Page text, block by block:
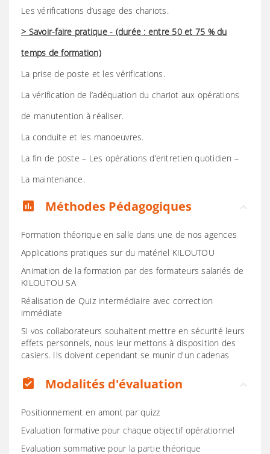
Les vérifications d’usage des chariots.
> Savoir-faire pratique - (durée : entre 50 et 75 % du
temps de formation)
La prise de poste et les vérifications.
La vérification de l’adéquation du chariot aux opérations
de manutention à réaliser.
La conduite et les manoeuvres.
La fin de poste – Les opérations d’entretien quotidien –
La maintenance.
assessment Méthodes Pédagogiques
Formation théorique en salle dans une de nos agences
Applications pratiques sur du matériel KILOUTOU
Animation de la formation par des formateurs salariés de
KILOUTOU SA
Réalisation de Quiz intermédiaire avec correction
immédiate
Si vos collaborateurs souhaitent mettre en sécurité leurs
effets personnels, nous leur mettons à disposition des
casiers. Ils doivent cependant se munir d'un cadenas
assignment_turned_in Modalités d'évaluation
Positionnement en amont par quizz
Evaluation formative pour chaque objectif opérationnel
Evaluation sommative pour la partie théorique